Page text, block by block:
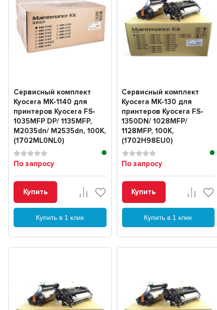
Сервисный комплект
Kyocera MK-1140 для
принтеров Kyocera FS-
1035MFP DP/ 1135MFP,
M2035dn/ M2535dn, 100K,
(1702ML0NL0)
По запросу
Купить
Купить в 1 клик
Сервисный комплект
Kyocera MK-130 для
принтеров Kyocera FS-
1350DN/ 1028MFP/
1128MFP, 100K,
(1702H98EU0)
По запросу
Купить
Купить в 1 клик